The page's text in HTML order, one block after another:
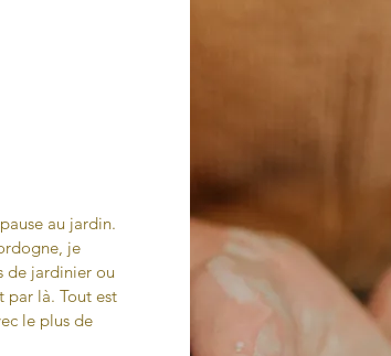
au jardin.
je
de jardinier ou
par là. Tout est
le plus de